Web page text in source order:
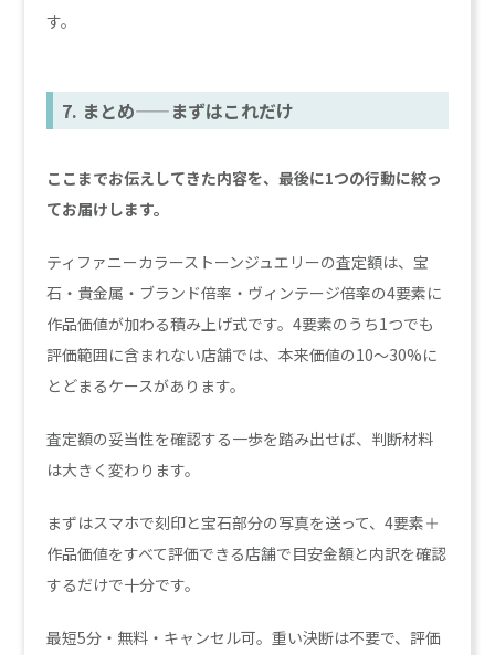
す。
7. まとめ——まずはこれだけ
ここまでお伝えしてきた内容を、最後に1つの行動に絞っ
てお届けします。
ティファニーカラーストーンジュエリーの査定額は、宝
石・貴金属・ブランド倍率・ヴィンテージ倍率の4要素に
作品価値が加わる積み上げ式です。4要素のうち1つでも
評価範囲に含まれない店舗では、本来価値の10〜30%に
とどまるケースがあります。
査定額の妥当性を確認する一歩を踏み出せば、判断材料
は大きく変わります。
まずはスマホで刻印と宝石部分の写真を送って、4要素＋
作品価値をすべて評価できる店舗で目安金額と内訳を確認
するだけで十分です。
最短5分・無料・キャンセル可。重い決断は不要で、評価